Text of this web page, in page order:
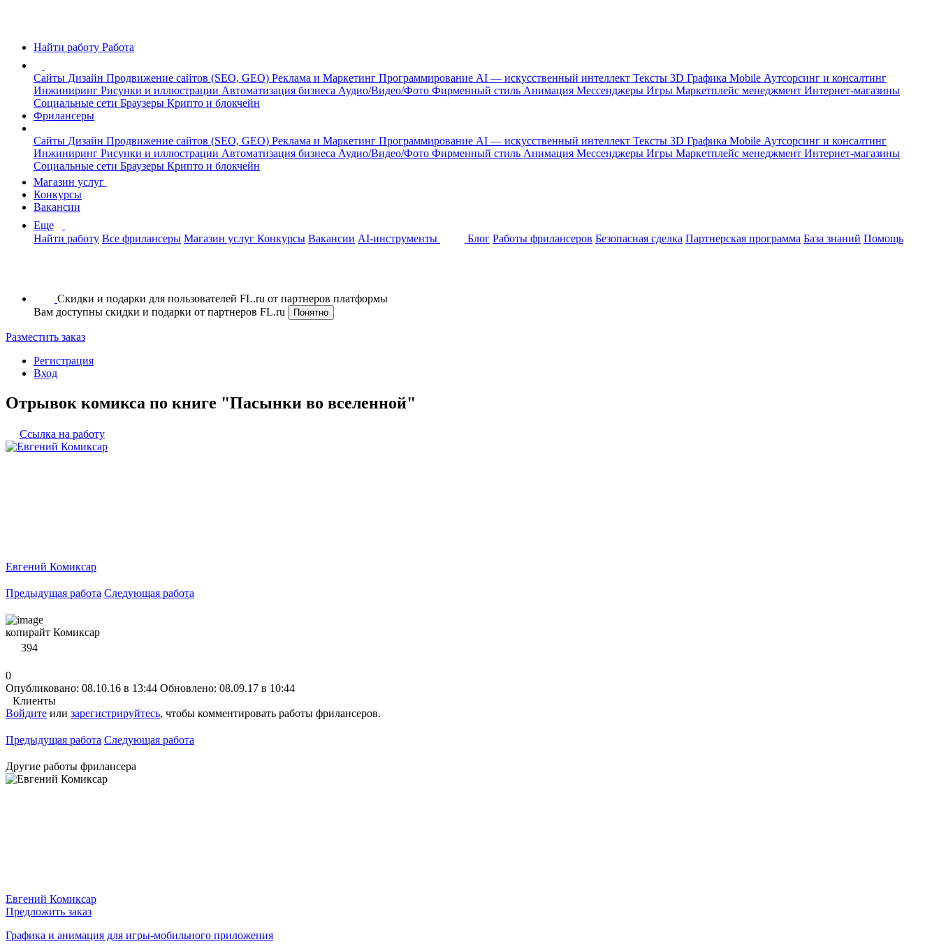
Найти работу Работа
Сайты Дизайн Продвижение сайтов (SEO, GEO) Реклама и Маркетинг Программирование AI — искусственный интеллект Тексты 3D Графика Mobile Аутсорсинг и консалтинг
Инжиниринг Рисунки и иллюстрации Автоматизация бизнеса Аудио/Видео/Фото Фирменный стиль Анимация Мессенджеры Игры Маркетплейс менеджмент Интернет-магазины
Социальные сети Браузеры Крипто и блокчейн
Фрилансеры
Сайты Дизайн Продвижение сайтов (SEO, GEO) Реклама и Маркетинг Программирование AI — искусственный интеллект Тексты 3D Графика Mobile Аутсорсинг и консалтинг
Инжиниринг Рисунки и иллюстрации Автоматизация бизнеса Аудио/Видео/Фото Фирменный стиль Анимация Мессенджеры Игры Маркетплейс менеджмент Интернет-магазины
Социальные сети Браузеры Крипто и блокчейн
Магазин услуг
Конкурсы
Вакансии
Еще
Найти работу Все фрилансеры Магазин услуг Конкурсы Вакансии AI-инструменты Блог Работы фрилансеров Безопасная сделка Партнерская программа База знаний Помощь
Скидки и подарки для пользователей FL.ru от партнеров платформы
Вам доступны скидки и подарки от партнеров FL.ru
Понятно
Разместить заказ
Регистрация
Вход
Отрывок комикса по книге "Пасынки во вселенной"
Ссылка на работу
Евгений Комиксар
Предыдущая работа Следующая работа
копирайт Комиксар
394
0
Опубликовано: 08.10.16 в 13:44 Обновлено: 08.09.17 в 10:44
Клиенты
Войдите или зарегистрируйтесь, чтобы комментировать работы фрилансеров.
Предыдущая работа Следующая работа
Другие работы фрилансера
Евгений Комиксар
Предложить заказ
Графика и анимация для игры-мобильного приложения